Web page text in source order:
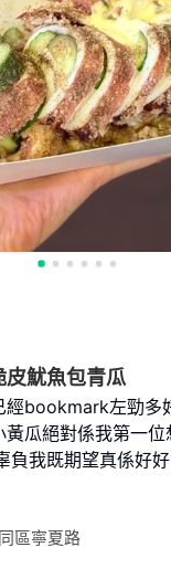
皮魷魚包青瓜
經bookmark左勁多
瓜絕對係我第一
負我既期望真係好
區寧夏路